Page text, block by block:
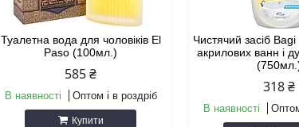
Туалетна вода для чоловіків El
Paso (100мл.)
585 ₴
В наявності Оптом і в роздріб
Купити
Чистячий засіб
акрилових ванн і
318 ₴
В наявності